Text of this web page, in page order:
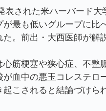
された米ハーバード大
が最も低いグループに比
た。前出・大西医師が解
心筋梗塞や狭心症、不
が血中の悪玉コレステロ
起こされると結論づけら